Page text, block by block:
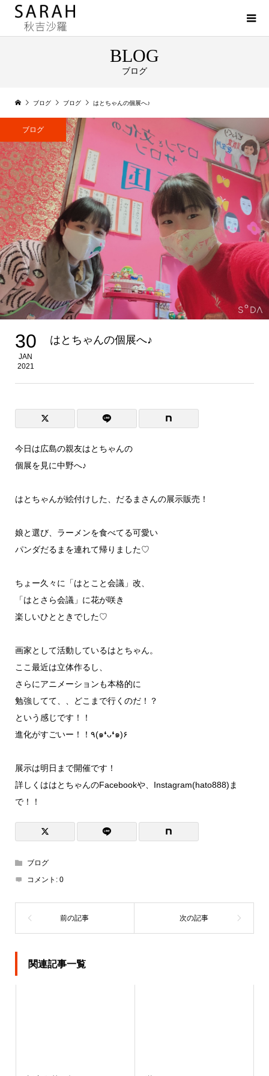
BLOG
ブログ
ブログ ブログ はとちゃんの個展へ♪
ブログ
30
JAN
2021
はとちゃんの個展へ♪
今日は広島の親友はとちゃんの
個展を見に中野へ♪
はとちゃんが絵付けした、だるまさんの展示販売！
娘と選び、ラーメンを食べてる可愛い
パンダだるまを連れて帰りました♡
ちょー久々に「はとこと会議」改、
「はとさら会議」に花が咲き
楽しいひとときでした♡
画家として活動しているはとちゃん。
ここ最近は立体作るし、
さらにアニメーションも本格的に
勉強してて、、どこまで行くのだ！？
という感じです！！
進化がすごいー！！٩(๑❛ᴗ❛๑)۶
展示は明日まで開催です！
詳しくははとちゃんのFacebookや、Instagram(hato888)ま
で！！
ブログ
コメント: 0
関連記事一覧